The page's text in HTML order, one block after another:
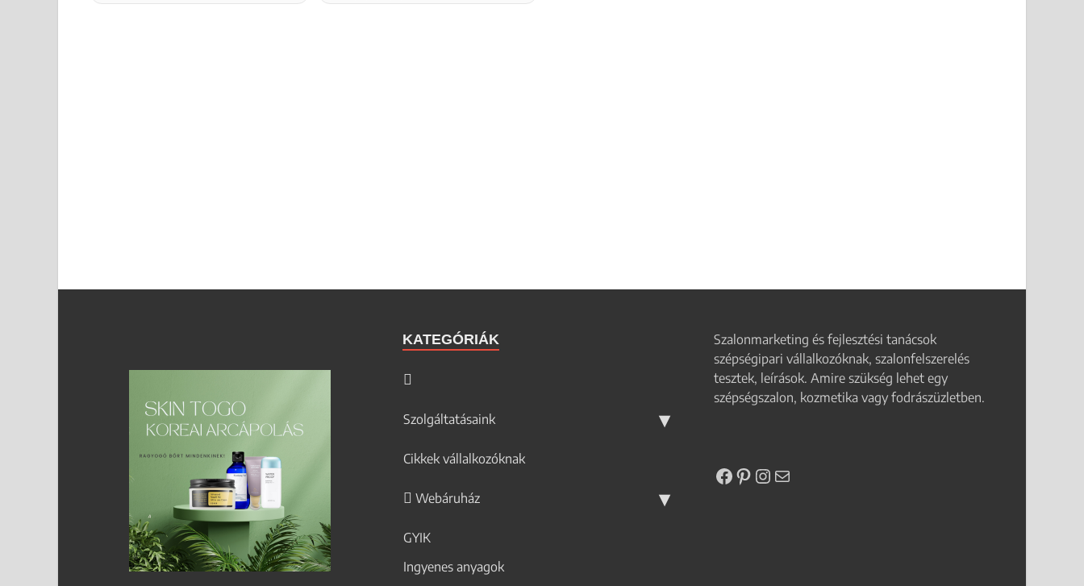
KATEGÓRIÁK
Szolgáltatásaink
Cikkek vállalkozóknak
Webáruház
GYIK
Ingyenes anyagok
Szalonmarketing és fejlesztési tanácsok
szépségipari vállalkozóknak, szalonfelszerelés
tesztek, leírások. Amire szükség lehet egy
szépségszalon, kozmetika vagy fodrászüzletben.